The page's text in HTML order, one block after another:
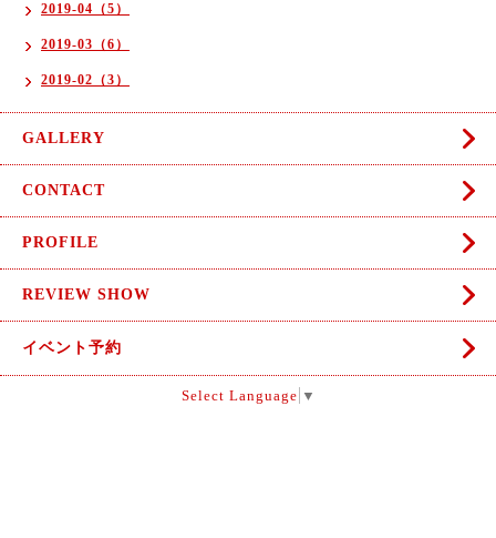
2019-04（5）
2019-03（6）
2019-02（3）
GALLERY
CONTACT
PROFILE
REVIEW SHOW
イベント予約
Select Language ▼